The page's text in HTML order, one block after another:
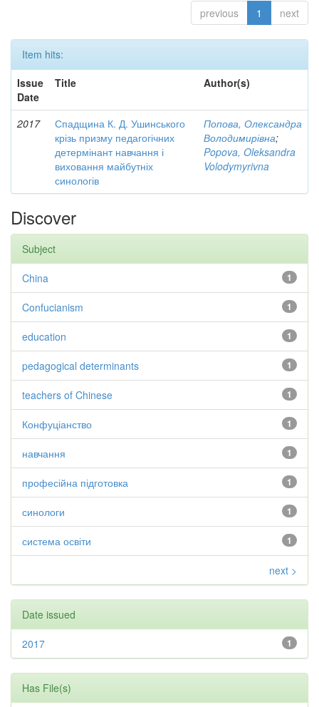
previous 1 next
Item hits:
Issue
Date
Title Author(s)
2017
Спадщина К. Д. Ушинського
крізь призму педагогічних
детермінант навчання і
виховання майбутніх
синологів
Попова, Олександра
Володимирівна;
Popova, Oleksandra
Volodymyrivna
Discover
Subject
1
China
1
Confucianism
1
education
1
pedagogical determinants
1
teachers of Chinese
1
Конфуціанство
1
навчання
1
професійна підготовка
1
синологи
1
система освіти
next >
Date issued
1
2017
Has File(s)